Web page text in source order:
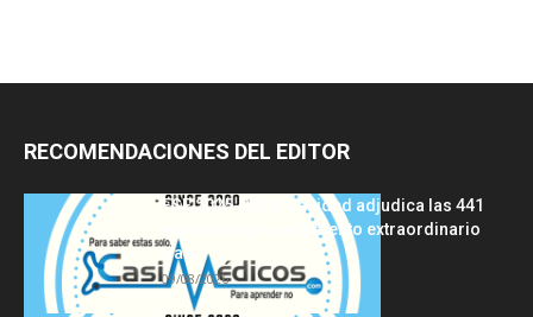
RECOMENDACIONES DEL EDITOR
FSE 2025-2026: Sanidad adjudica las 441
plazas del procedimiento extraordinario
tras...
09/08/2026